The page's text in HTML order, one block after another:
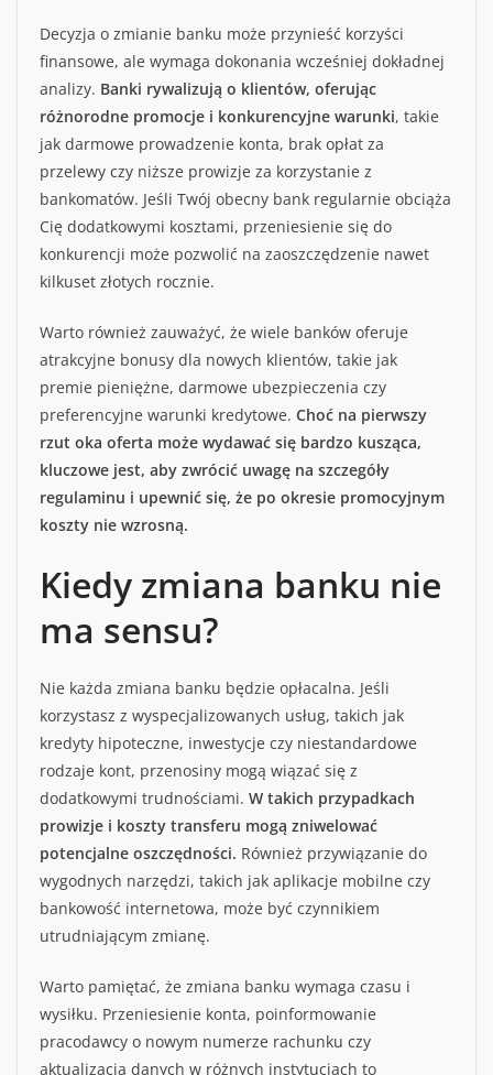
Decyzja o zmianie banku może przynieść korzyści
finansowe, ale wymaga dokonania wcześniej dokładnej
analizy. Banki rywalizują o klientów, oferując
różnorodne promocje i konkurencyjne warunki, takie
jak darmowe prowadzenie konta, brak opłat za
przelewy czy niższe prowizje za korzystanie z
bankomatów. Jeśli Twój obecny bank regularnie obciąża
Cię dodatkowymi kosztami, przeniesienie się do
konkurencji może pozwolić na zaoszczędzenie nawet
kilkuset złotych rocznie.
Warto również zauważyć, że wiele banków oferuje
atrakcyjne bonusy dla nowych klientów, takie jak
premie pieniężne, darmowe ubezpieczenia czy
preferencyjne warunki kredytowe. Choć na pierwszy
rzut oka oferta może wydawać się bardzo kusząca,
kluczowe jest, aby zwrócić uwagę na szczegóły
regulaminu i upewnić się, że po okresie promocyjnym
koszty nie wzrosną.
Kiedy zmiana banku nie
ma sensu?
Nie każda zmiana banku będzie opłacalna. Jeśli
korzystasz z wyspecjalizowanych usług, takich jak
kredyty hipoteczne, inwestycje czy niestandardowe
rodzaje kont, przenosiny mogą wiązać się z
dodatkowymi trudnościami. W takich przypadkach
prowizje i koszty transferu mogą zniwelować
potencjalne oszczędności. Również przywiązanie do
wygodnych narzędzi, takich jak aplikacje mobilne czy
bankowość internetowa, może być czynnikiem
utrudniającym zmianę.
Warto pamiętać, że zmiana banku wymaga czasu i
wysiłku. Przeniesienie konta, poinformowanie
pracodawcy o nowym numerze rachunku czy
aktualizacja danych w różnych instytucjach to